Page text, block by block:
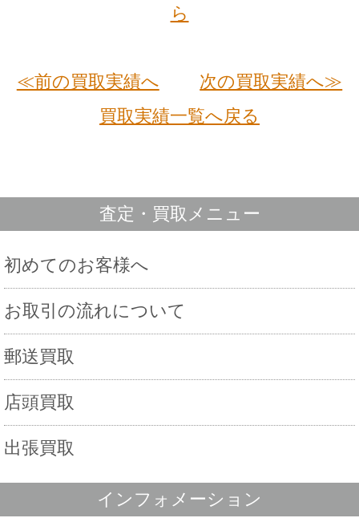
ら
≪前の買取実績へ
次の買取実績へ≫
買取実績一覧へ戻る
査定・買取メニュー
初めてのお客様へ
お取引の流れについて
郵送買取
店頭買取
出張買取
インフォメーション